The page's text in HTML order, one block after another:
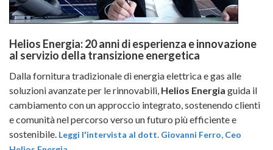
Helios Energia: 20 anni di esperienza e innovazione
al servizio della transizione energetica
Dalla fornitura tradizionale di energia elettrica e gas alle
soluzioni avanzate per le rinnovabili, Helios Energia guida il
cambiamento con un approccio integrato, sostenendo clienti
e comunità nel percorso verso un futuro più efficiente e
sostenibile. Leggi l'intervista al dott. Giovanni Ferro, Ceo